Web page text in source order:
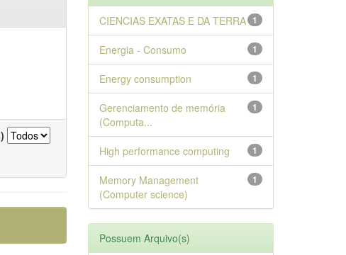
1
CIENCIAS EXATAS E DA TERRA
1
Energia - Consumo
1
Energy consumption
1
Gerenciamento de memória
(Computa...
1
High performance computing
1
Memory Management
(Computer science)
Possuem Arquivo(s)